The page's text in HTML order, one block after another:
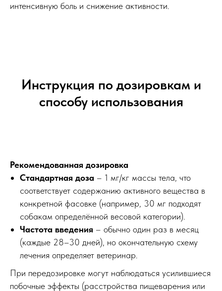
интенсивную боль и снижение активности.
Инструкция по дозировкам и
способу использования
Рекомендованная дозировка
Стандартная доза – 1 мг/кг массы тела, что
соответствует содержанию активного вещества в
конкретной фасовке (например, 30 мг подходят
собакам определённой весовой категории).
Частота введения – обычно один раз в месяц
(каждые 28–30 дней), но окончательную схему
лечения определяет ветеринар.
При передозировке могут наблюдаться усилившиеся
побочные эффекты (расстройства пищеварения или